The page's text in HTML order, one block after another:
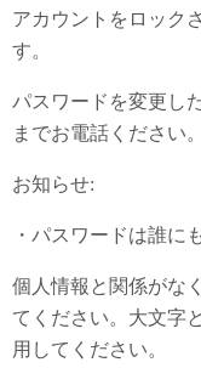
アカウントをロック
す。
パスワードを変更し
までお電話ください。
お知らせ:
・パスワードは誰に
個人情報と関係がな
てください。大文字
用してください。